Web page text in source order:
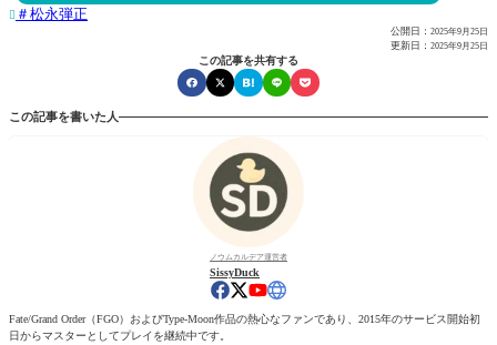
 松永弾正
公開日： 2025年9月25日
更新日： 2025年9月25日
この記事を共有する
この記事を書いた人
ノウムカルデア運営者
SissyDuck
Fate/Grand Order（FGO）およびType-Moon作品の熱心なファンであり、2015年のサービス開始初
日からマスターとしてプレイを継続中です。